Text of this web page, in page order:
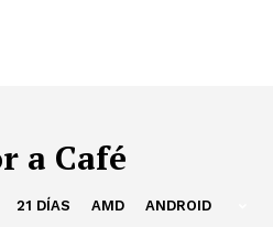
a Café
21 DÍAS AMD ANDROID